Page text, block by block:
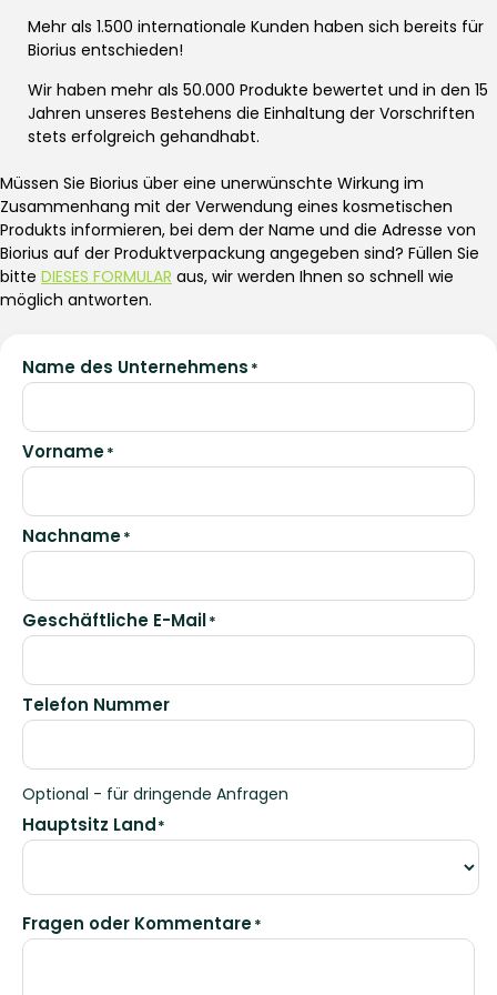
Mehr als 1.500 internationale Kunden haben sich bereits für
Biorius entschieden!
Wir haben mehr als 50.000 Produkte bewertet und in den 15
Jahren unseres Bestehens die Einhaltung der Vorschriften
stets erfolgreich gehandhabt.
Müssen Sie Biorius über eine unerwünschte Wirkung im
Zusammenhang mit der Verwendung eines kosmetischen
Produkts informieren, bei dem der Name und die Adresse von
Biorius auf der Produktverpackung angegeben sind? Füllen Sie
bitte DIESES FORMULAR aus, wir werden Ihnen so schnell wie
möglich antworten.
Name des Unternehmens *
Vorname*
Nachname*
Geschäftliche E-Mail*
Telefon Nummer
Optional - für dringende Anfragen
Hauptsitz Land*
Fragen oder Kommentare*